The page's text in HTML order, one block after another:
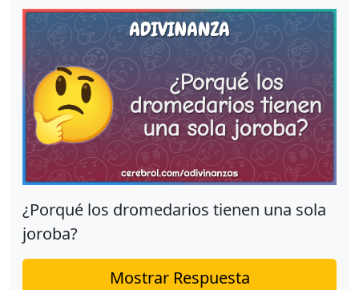
¿Porqué los dromedarios tienen una sola
joroba?
Mostrar Respuesta